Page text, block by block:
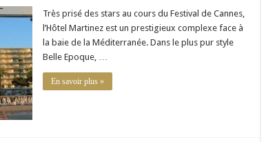
Martinez
Cannes
Très prisé des stars au cours du Festival de Cannes,
l’Hôtel Martinez est un prestigieux complexe face à
la baie de la Méditerranée. Dans le plus pur style
Belle Epoque, …
En savoir plus »